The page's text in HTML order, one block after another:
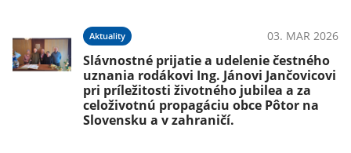
Aktuality 03. MAR 2026
Slávnostné prijatie a udelenie čestného
uznania rodákovi Ing. Jánovi Jančovicovi
pri príležitosti životného jubilea a za
celoživotnú propagáciu obce Pôtor na
Slovensku a v zahraničí.